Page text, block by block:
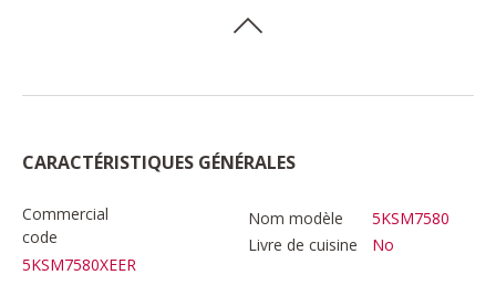
CARACTÉRISTIQUES GÉNÉRALES
Commercial
code
5KSM7580XEER
Nom modèle
5KSM7580
Livre de cuisine
No